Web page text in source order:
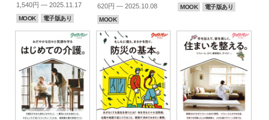
1,540円 — 2025.11.17
MOOK 電子版あり
620円 — 2025.10.08
MOOK
MOOK 電子版あり